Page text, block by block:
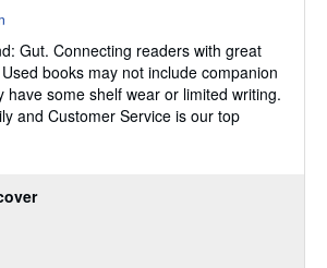
5
Sternen
Gut. Connecting readers with great
books may not include companion
have some shelf wear or limited writing.
and Customer Service is our top